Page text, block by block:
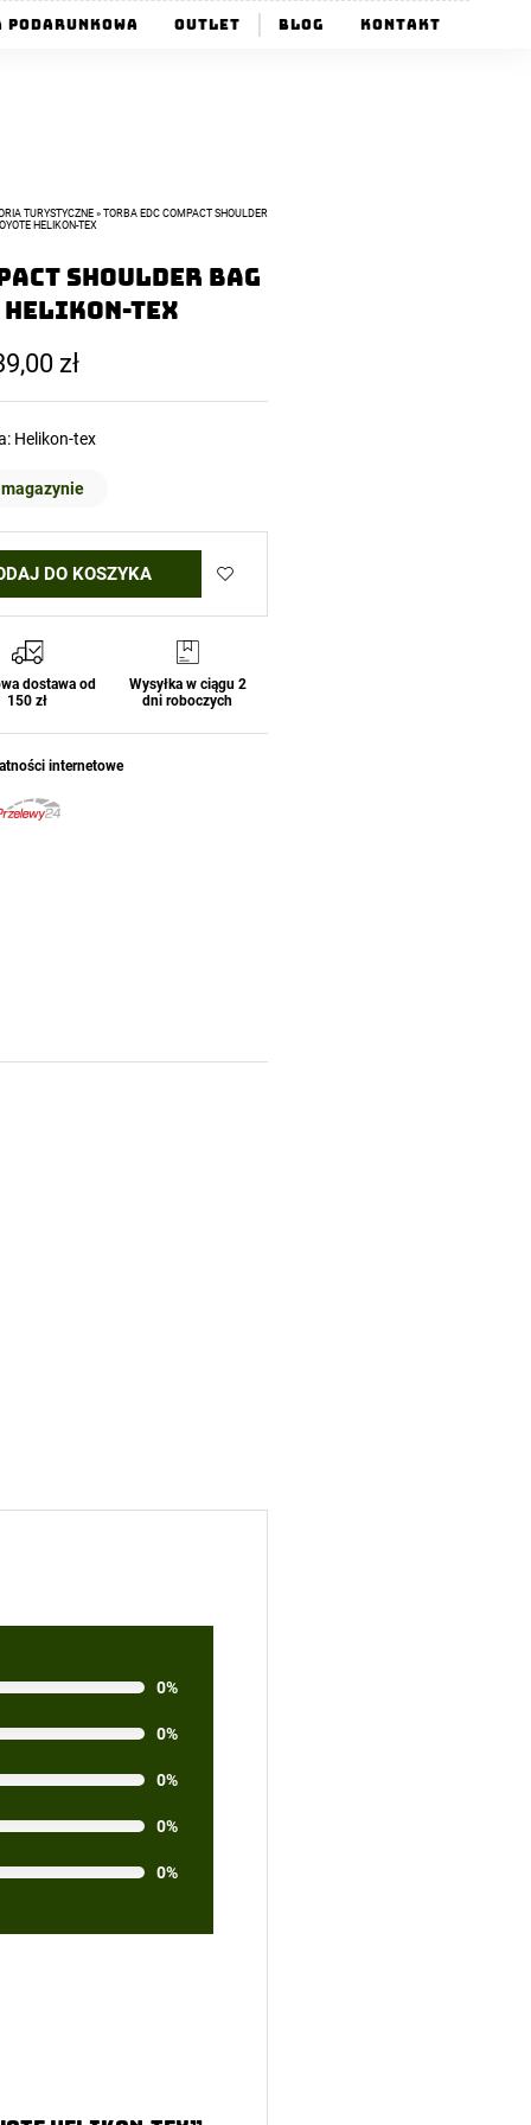
Podarunkowa Outlet Blog Kontakt
TURYSTYCZNE» TORBA EDC COMPACT SHOULDER
HELIKON-TEX
Shoulder Bag
Helikon-Tex
zł
Helikon-tex
DO KOSZYKA
dostawa od
150 zł
Wysyłka w ciągu 2
dni roboczych
internetowe
0%
0%
0%
0%
0%